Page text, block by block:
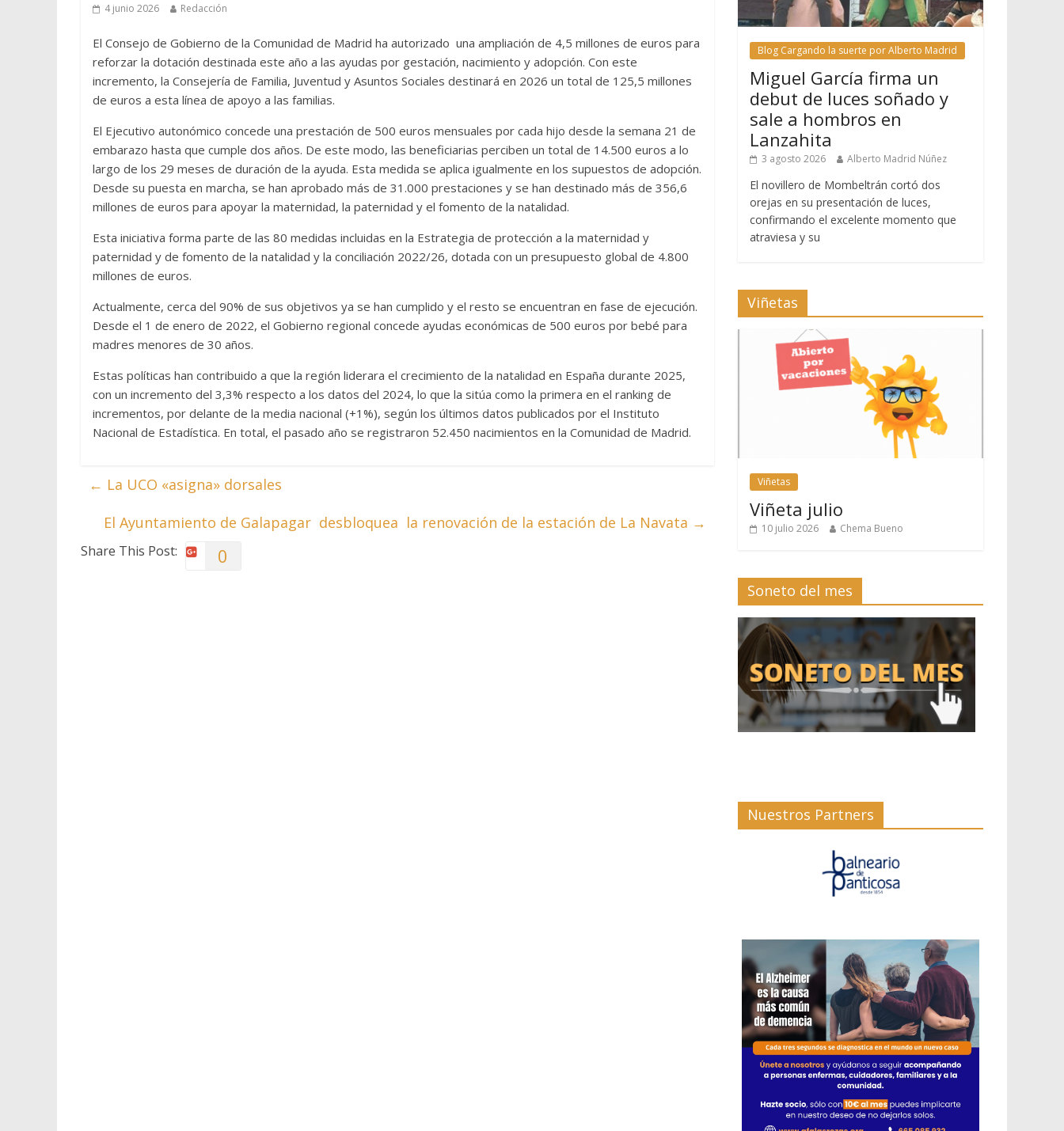
4 junio 2026 Redacción
El Consejo de Gobierno de la Comunidad de Madrid ha autorizado una ampliación de 4,5 millones de euros para
reforzar la dotación destinada este año a las ayudas por gestación, nacimiento y adopción. Con este
incremento, la Consejería de Familia, Juventud y Asuntos Sociales destinará en 2026 un total de 125,5 millones
de euros a esta línea de apoyo a las familias.
El Ejecutivo autonómico concede una prestación de 500 euros mensuales por cada hijo desde la semana 21 de
embarazo hasta que cumple dos años. De este modo, las beneficiarias perciben un total de 14.500 euros a lo
largo de los 29 meses de duración de la ayuda. Esta medida se aplica igualmente en los supuestos de adopción.
Desde su puesta en marcha, se han aprobado más de 31.000 prestaciones y se han destinado más de 356,6
millones de euros para apoyar la maternidad, la paternidad y el fomento de la natalidad.
Esta iniciativa forma parte de las 80 medidas incluidas en la Estrategia de protección a la maternidad y
paternidad y de fomento de la natalidad y la conciliación 2022/26, dotada con un presupuesto global de 4.800
millones de euros.
Actualmente, cerca del 90% de sus objetivos ya se han cumplido y el resto se encuentran en fase de ejecución.
Desde el 1 de enero de 2022, el Gobierno regional concede ayudas económicas de 500 euros por bebé para
madres menores de 30 años.
Estas políticas han contribuido a que la región liderara el crecimiento de la natalidad en España durante 2025,
con un incremento del 3,3% respecto a los datos del 2024, lo que la sitúa como la primera en el ranking de
incrementos, por delante de la media nacional (+1%), según los últimos datos publicados por el Instituto
Nacional de Estadística. En total, el pasado año se registraron 52.450 nacimientos en la Comunidad de Madrid.
← La UCO «asigna» dorsales
El Ayuntamiento de Galapagar desbloquea la renovación de la estación de La Navata →
Share This Post: 0
Blog Cargando la suerte por Alberto Madrid
Miguel García firma un
debut de luces soñado y
sale a hombros en
Lanzahita
3 agosto 2026 Alberto Madrid Núñez
El novillero de Mombeltrán cortó dos
orejas en su presentación de luces,
confirmando el excelente momento que
atraviesa y su
Viñetas
Viñetas
Viñeta julio
10 julio 2026 Chema Bueno
Soneto del mes
Nuestros Partners